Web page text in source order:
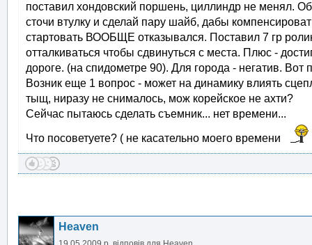
поставил хондовский поршень, циллиндр не менял.
сточи втулку и сделай пару шайб, дабы
стартовать ВООБЩЕ отказывался. Поставил 7 гр
отталкиваться чтобы сдвинуться с места. Плюс -
дороге. (на спидометре 90). Для города - негатив.
Возник еще 1 вопрос - может на динамику влиять
тыщ, ниразу не снималось, мож корейское не ахти?
Сейчас пытаюсь сделать съемник... нет времени...
Что посоветуете? ( не касательно моего времени
Heaven